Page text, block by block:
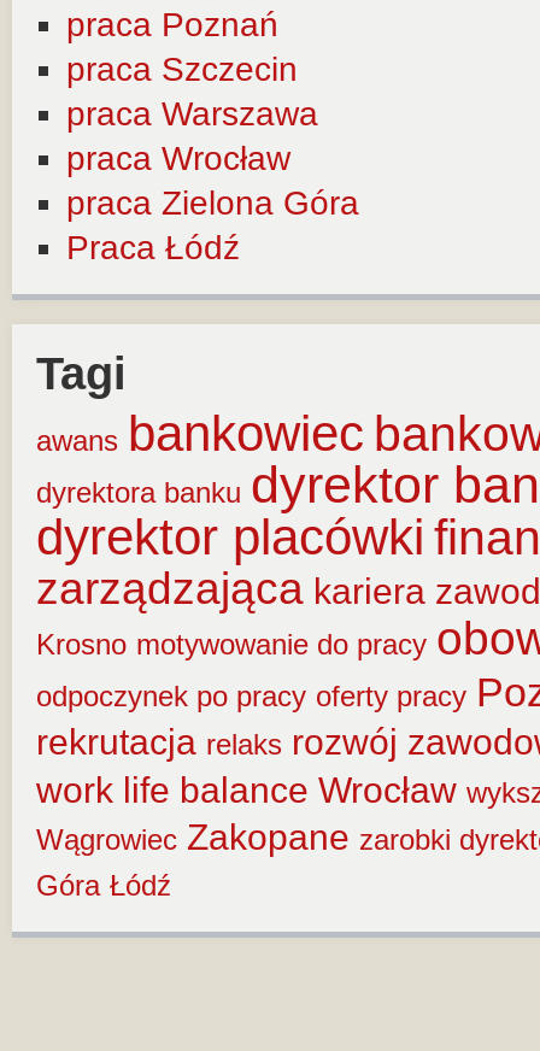
praca Poznań
praca Szczecin
praca Warszawa
praca Wrocław
praca Zielona Góra
Praca Łódź
Tagi
awans bankowiec
dyrektora banku dyrektor
dyrektor placówki
zarządzająca kariera
Krosno motywowanie do pracy
odpoczynek po pracy oferty pracy
rekrutacja relaks rozwój
work life balance Wrocław
Wągrowiec Zakopane zarobki
Góra Łódź